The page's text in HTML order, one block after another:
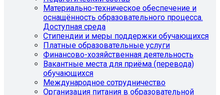
Материально-техническое обеспечение и
оснащённость образовательного процесса.
Доступная среда
Стипендии и меры поддержки обучающихся
Платные образовательные услуги
Финансово-хозяйственная деятельность
Вакантные места для приёма (перевода)
обучающихся
Международное сотрудничество
Организация питания в образовательной